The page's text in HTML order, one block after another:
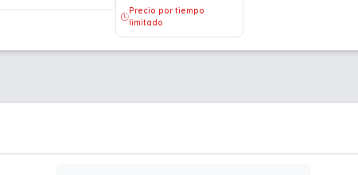
Precio por tiempo
limitado